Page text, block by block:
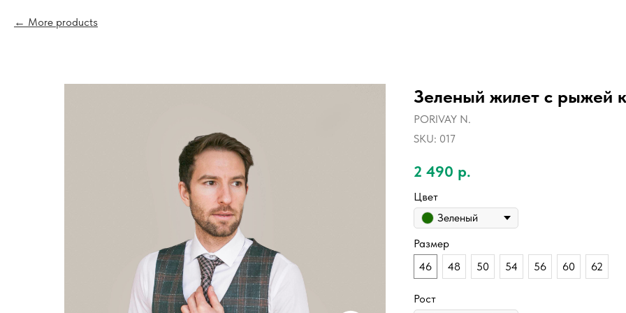
More products
Зеленый жилет с рыжей
PORIVAY N.
SKU: 017
2 490 р.
Цвет
Зеленый
Размер
46
48 50 54 56 60 62
Рост